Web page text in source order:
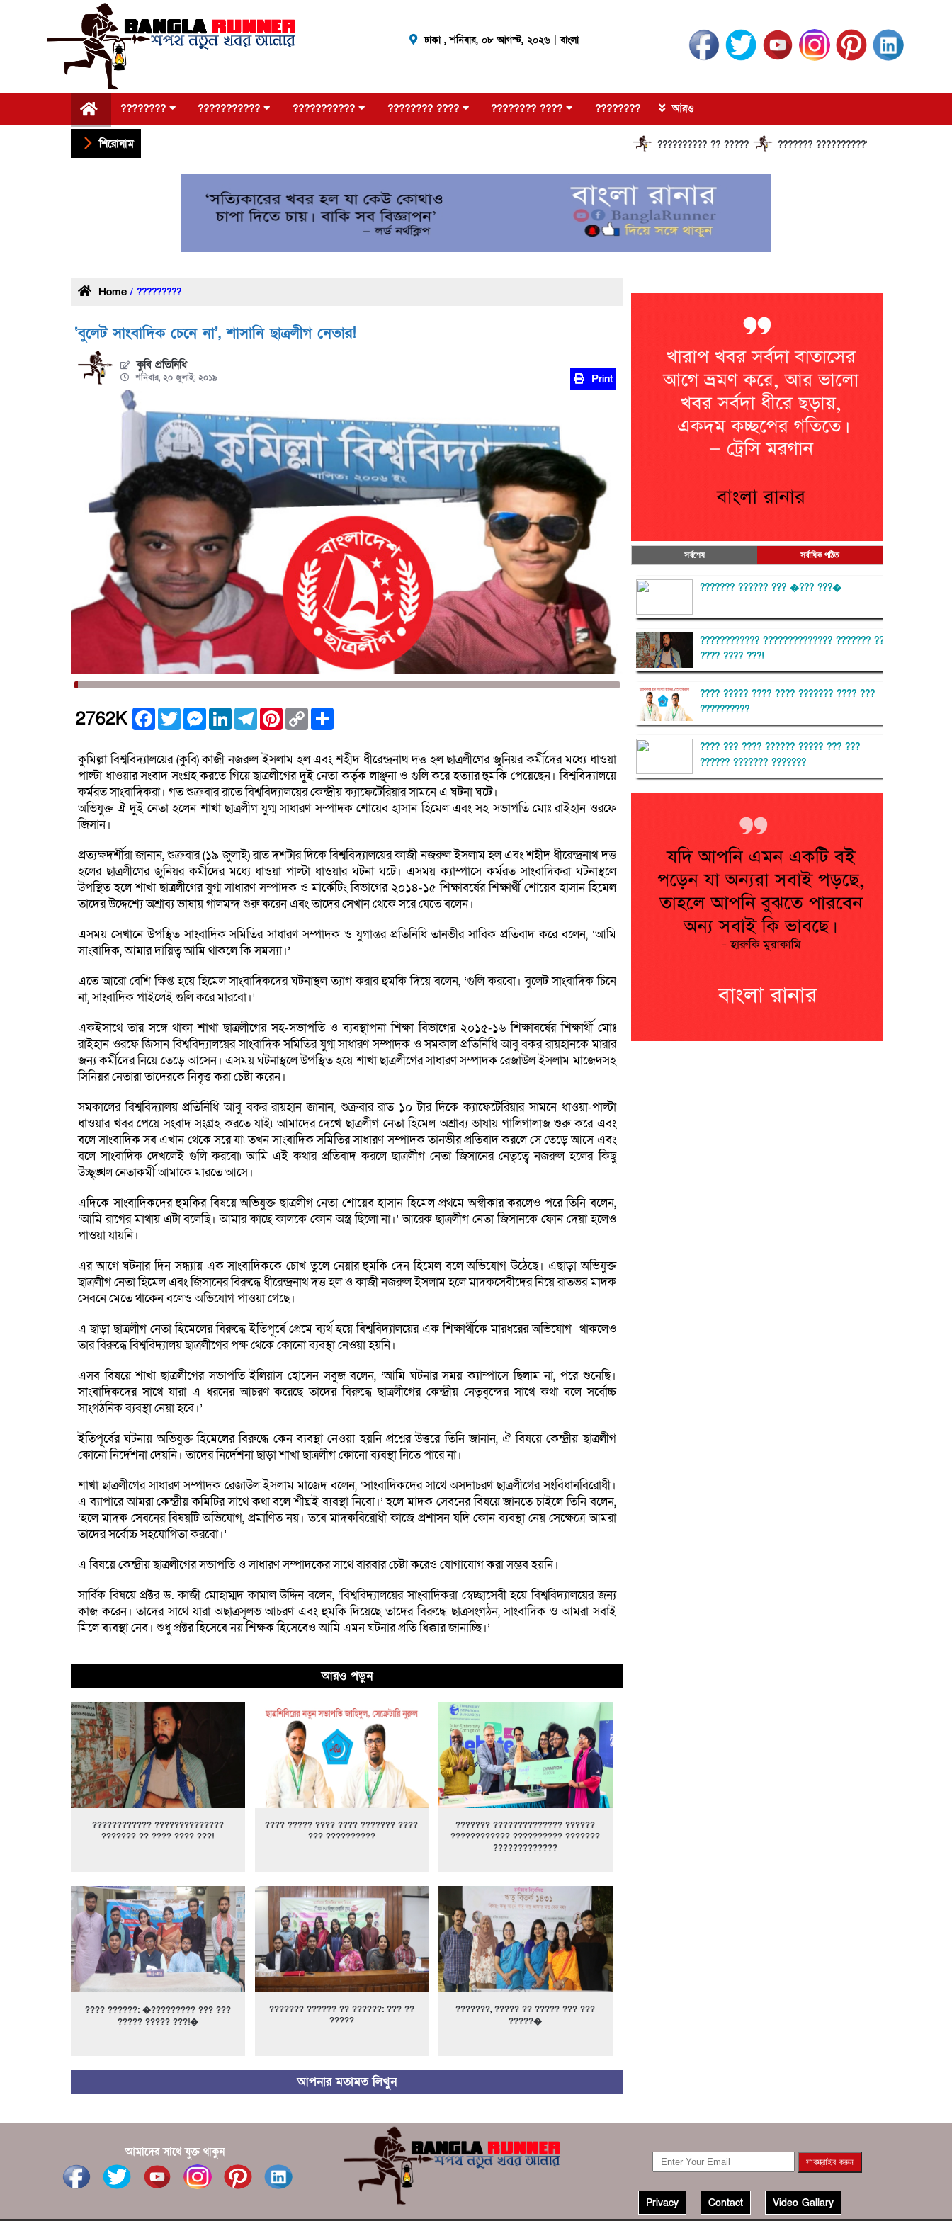
ঢাকা ,শনিবার, ০৮ আগস্ট, ২০২৬ | বাংলা
???????? ??????????? ??????????? ???????? ???? ???????? ???? ???????? আরও
শিরোনাম ?????????? ?? ????? ??????? ?????????????? ?????? ????????????
Home / ?????????
‘বুলেট সাংবাদিক চেনে না’, শাসানি ছাত্রলীগ নেতার!
কুবি প্রতিনিধি
শনিবার, ২০ জুলাই, ২০১৯ Print
2762K Facebook
TwitterMessenger
LinkedInTelegramPinterest
Copy
Link
কুমিল্লা বিশ্ববিদ্যালয়ের (কুবি) কাজী নজরুল ইসলাম হল এবং শহীদ ধীরেন্দ্রনাথ দত্ত হল ছাত্রলীগের জুনিয়র কর্মীদের মধ্যে ধাওয়া
পাল্টা ধাওয়ার সংবাদ সংগ্রহ করতে গিয়ে ছাত্রলীগের দুই নেতা কর্তৃক লাঞ্ছনা ও গুলি করে হত্যার হুমকি পেয়েছেন। বিশ্ববিদ্যালয়ে
কর্মরত সাংবাদিকরা। গত শুক্রবার রাতে বিশ্ববিদ্যালয়ের কেন্দ্রীয় ক্যাফেটেরিয়ার সামনে এ ঘটনা ঘটে।
অভিযুক্ত ঐ দুই নেতা হলেন শাখা ছাত্রলীগ যুগ্ম সাধারণ সম্পাদক শোয়েব হাসান হিমেল এবং সহ সভাপতি মোঃ রাইহান ওরফে
জিসান।
প্রত্যক্ষদর্শীরা জানান, শুক্রবার (১৯ জুলাই) রাত দশটার দিকে বিশ্ববিদ্যালয়ের কাজী নজরুল ইসলাম হল এবং শহীদ ধীরেন্দ্রনাথ দত্ত
হলের ছাত্রলীগের জুনিয়র কর্মীদের মধ্যে ধাওয়া পাল্টা ধাওয়ার ঘটনা ঘটে। এসময় ক্যাম্পাসে কর্মরত সাংবাদিকরা ঘটনাস্থলে
উপস্থিত হলে শাখা ছাত্রলীগের যুগ্ম সাধারণ সম্পাদক ও মার্কেটিং বিভাগের ২০১৪-১৫ শিক্ষাবর্ষের শিক্ষার্থী শোয়েব হাসান হিমেল
তাদের উদ্দেশ্যে অশ্রাব্য ভাষায় গালমন্দ শুরু করেন এবং তাদের সেখান থেকে সরে যেতে বলেন।
এসময় সেখানে উপস্থিত সাংবাদিক সমিতির সাধারণ সম্পাদক ও যুগান্তর প্রতিনিধি তানভীর সাবিক প্রতিবাদ করে বলেন, ‘আমি
সাংবাদিক, আমার দায়িত্ব আমি থাকলে কি সমস্যা।’
এতে আরো বেশি ক্ষিপ্ত হয়ে হিমেল সাংবাদিকদের ঘটনাস্থল ত্যাগ করার হুমকি দিয়ে বলেন, ‘গুলি করবো। বুলেট সাংবাদিক চিনে
না, সাংবাদিক পাইলেই গুলি করে মারবো।’
একইসাথে তার সঙ্গে থাকা শাখা ছাত্রলীগের সহ-সভাপতি ও ব্যবস্থাপনা শিক্ষা বিভাগের ২০১৫-১৬ শিক্ষাবর্ষের শিক্ষার্থী মোঃ
রাইহান ওরফে জিসান বিশ্ববিদ্যালয়ের সাংবাদিক সমিতির যুগ্ম সাধারণ সম্পাদক ও সমকাল প্রতিনিধি আবু বকর রায়হানকে মারার
জন্য কর্মীদের নিয়ে তেড়ে আসেন। এসময় ঘটনাস্থলে উপস্থিত হয়ে শাখা ছাত্রলীগের সাধারণ সম্পাদক রেজাউল ইসলাম মাজেদসহ
সিনিয়র নেতারা তাদেরকে নিবৃত্ত করা চেষ্টা করেন।
সমকালের বিশ্ববিদ্যালয় প্রতিনিধি আবু বকর রায়হান জানান, শুক্রবার রাত ১০ টার দিকে ক্যাফেটেরিয়ার সামনে ধাওয়া-পাল্টা
ধাওয়ার খবর পেয়ে সংবাদ সংগ্রহ করতে যাই৷ আমাদের দেখে ছাত্রলীগ নেতা হিমেল অশ্রাব্য ভাষায় গালিগালাজ শুরু করে এবং
বলে সাংবাদিক সব এখান থেকে সরে যা৷ তখন সাংবাদিক সমিতির সাধারণ সম্পাদক তানভীর প্রতিবাদ করলে সে তেড়ে আসে এবং
বলে সাংবাদিক দেখলেই গুলি করবো৷ আমি এই কথার প্রতিবাদ করলে ছাত্রলীগ নেতা জিসানের নেতৃত্বে নজরুল হলের কিছু
উচ্ছৃঙ্খল নেতাকর্মী আমাকে মারতে আসে।
এদিকে সাংবাদিকদের হুমকির বিষয়ে অভিযুক্ত ছাত্রলীগ নেতা শোয়েব হাসান হিমেল প্রথমে অস্বীকার করলেও পরে তিনি বলেন,
‘আমি রাগের মাথায় এটা বলেছি। আমার কাছে কালকে কোন অস্ত্র ছিলো না।’ আরেক ছাত্রলীগ নেতা জিসানকে ফোন দেয়া হলেও
পাওয়া যায়নি।
এর আগে ঘটনার দিন সন্ধ্যায় এক সাংবাদিককে চোখ তুলে নেয়ার হুমকি দেন হিমেল বলে অভিযোগ উঠেছে। এছাড়া অভিযুক্ত
ছাত্রলীগ নেতা হিমেল এবং জিসানের বিরুদ্ধে ধীরেন্দ্রনাথ দত্ত হল ও কাজী নজরুল ইসলাম হলে মাদকসেবীদের নিয়ে রাতভর মাদক
সেবনে মেতে থাকেন বলেও অভিযোগ পাওয়া গেছে।
এ ছাড়া ছাত্রলীগ নেতা হিমেলের বিরুদ্ধে ইতিপূর্বে প্রেমে ব্যর্থ হয়ে বিশ্ববিদ্যালয়ের এক শিক্ষার্থীকে মারধরের অভিযোগ থাকলেও
তার বিরুদ্ধে বিশ্ববিদ্যালয় ছাত্রলীগের পক্ষ থেকে কোনো ব্যবস্থা নেওয়া হয়নি।
এসব বিষয়ে শাখা ছাত্রলীগের সভাপতি ইলিয়াস হোসেন সবুজ বলেন, ‘আমি ঘটনার সময় ক্যাম্পাসে ছিলাম না, পরে শুনেছি।
সাংবাদিকদের সাথে যারা এ ধরনের আচরণ করেছে তাদের বিরুদ্ধে ছাত্রলীগের কেন্দ্রীয় নেতৃবৃন্দের সাথে কথা বলে সর্বোচ্চ
সাংগঠনিক ব্যবস্থা নেয়া হবে।’
ইতিপূর্বের ঘটনায় অভিযুক্ত হিমেলের বিরুদ্ধে কেন ব্যবস্থা নেওয়া হয়নি প্রশ্নের উত্তরে তিনি জানান, ঐ বিষয়ে কেন্দ্রীয় ছাত্রলীগ
কোনো নির্দেশনা দেয়নি। তাদের নির্দেশনা ছাড়া শাখা ছাত্রলীগ কোনো ব্যবস্থা নিতে পারে না।
শাখা ছাত্রলীগের সাধারণ সম্পাদক রেজাউল ইসলাম মাজেদ বলেন, ‘সাংবাদিকদের সাথে অসদাচরণ ছাত্রলীগের সংবিধানবিরোধী।
এ ব্যাপারে আমরা কেন্দ্রীয় কমিটির সাথে কথা বলে শীঘ্রই ব্যবস্থা নিবো।’ হলে মাদক সেবনের বিষয়ে জানতে চাইলে তিনি বলেন,
‘হলে মাদক সেবনের বিষয়টি অভিযোগ, প্রমাণিত নয়। তবে মাদকবিরোধী কাজে প্রশাসন যদি কোন ব্যবস্থা নেয় সেক্ষেত্রে আমরা
তাদের সর্বোচ্চ সহযোগিতা করবো।’
এ বিষয়ে কেন্দ্রীয় ছাত্রলীগের সভাপতি ও সাধারণ সম্পাদকের সাথে বারবার চেষ্টা করেও যোগাযোগ করা সম্ভব হয়নি।
সার্বিক বিষয়ে প্রক্টর ড. কাজী মোহাম্মদ কামাল উদ্দিন বলেন, ‘বিশ্ববিদ্যালয়ের সাংবাদিকরা স্বেচ্ছাসেবী হয়ে বিশ্ববিদ্যালয়ের জন্য
কাজ করেন। তাদের সাথে যারা অছাত্রসূলভ আচরণ এবং হুমকি দিয়েছে তাদের বিরুদ্ধে ছাত্রসংগঠন, সাংবাদিক ও আমরা সবাই
মিলে ব্যবস্থা নেব। শুধু প্রক্টর হিসেবে নয় শিক্ষক হিসেবেও আমি এমন ঘটনার প্রতি ধিক্কার জানাচ্ছি।’
আরও পড়ুন
???????????? ??????????????
??????? ?? ???? ???? ???!
???? ????? ???? ???? ??????? ????
??? ??????????
??????? ?????????????? ??????
???????????? ?????????? ???????
?????????????
???? ??????: �????????? ??? ???
????? ????? ???!�
??????? ?????? ?? ??????: ??? ??
?????
???????, ????? ?? ????? ??? ???
?????�
আপনার মতামত লিখুন
সর্বশেষ সর্বাধিক পঠিত
??????? ?????? ??? �??? ???�
???????????? ?????????????? ??????? ??
???? ???? ???!
???? ????? ???? ???? ??????? ???? ???
??????????
???? ??? ???? ?????? ????? ??? ???
?????? ??????? ???????
?????????? ?? ?????
??????? ?????????????? ??????
???????????? ?????????? ???????
?????????????
???? ??? ?????
আমাদের সাথে যুক্ত থাকুন
Privacy Contact Video Gallary